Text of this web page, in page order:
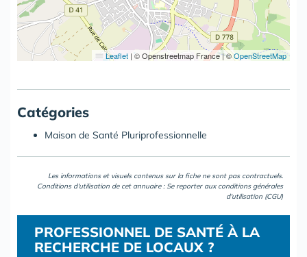
Leaflet | © Openstreetmap France | ©OpenStreetMap
Catégories
Maison de Santé Pluriprofessionnelle
Les informations et visuels contenus sur la fiche ne sont pas contractuels.
Conditions d'utilisation de cet annuaire : Se reporter aux conditions générales
d'utilisation (CGU)
PROFESSIONNEL DE SANTÉ À LA
RECHERCHE DE LOCAUX ?